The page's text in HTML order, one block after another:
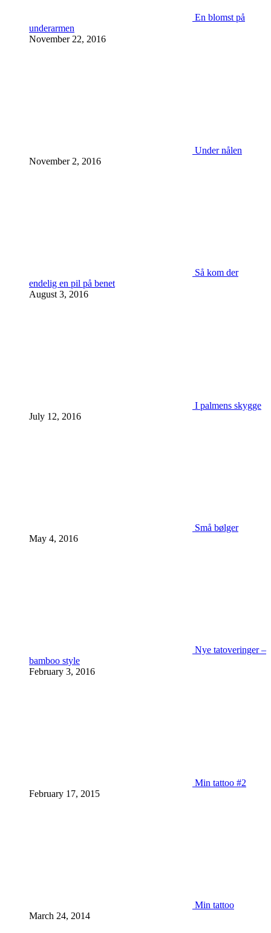
En blomst på
underarmen
November 22, 2016
Under nålen
November 2, 2016
Så kom der
endelig en pil på benet
August 3, 2016
I palmens skygge
July 12, 2016
Små bølger
May 4, 2016
Nye tatoveringer –
bamboo style
February 3, 2016
Min tattoo #2
February 17, 2015
Min tattoo
March 24, 2014